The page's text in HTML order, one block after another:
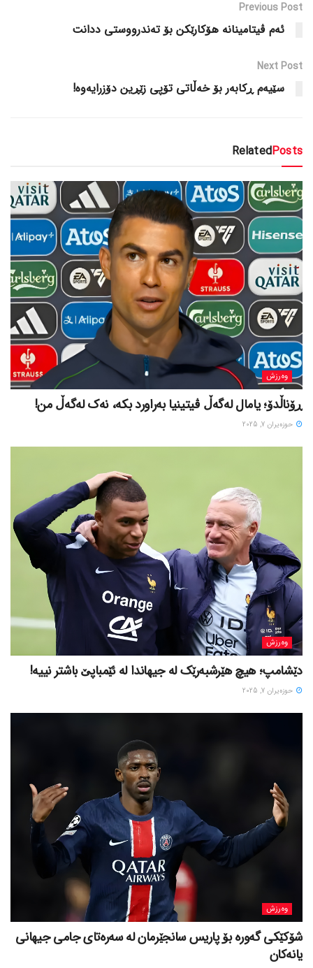
Previous Post
ئەم ڤیتامینانە هۆکارێکن بۆ تەندرووستی ددانت
Next Post
سێیەم ڕکابەر بۆ خەڵاتی تۆپی زێڕین دۆزرایەوە!
RelatedPosts
وەرزش
ڕۆناڵدۆ؛ یامال لەگەڵ ڤیتینیا بەراورد بکە، نەک لەگەڵ من!
حوزه‌یران 7, 2025
وەرزش
دێشامپ؛ هیچ هێرشبەرێک لە جیهاندا لە ئێمباپێ باشتر نییە!
حوزه‌یران 7, 2025
وەرزش
شۆکێکی گەورە بۆ پاریس سانجێرمان لە سەرەتای جامی جیهانی
یانەکان